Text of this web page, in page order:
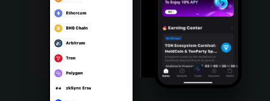
Português (Portugal)
Bahasa Indonesia